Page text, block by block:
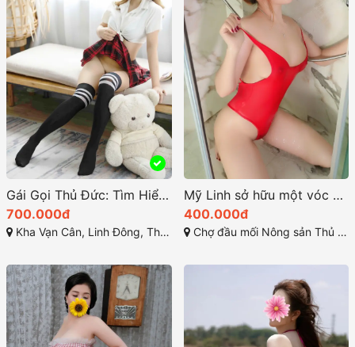
Gái Gọi Thủ Đức: Tìm Hiểu Thông Tin Mới Nhất 2025
700.000đ
Kha Vạn Cân, Linh Đông, Thủ Đức, Hồ Chí Minh
Mỹ Linh sở hữu một vóc dáng quyến rũ
400.000đ
Chợ đầu mối Nông sản Thủ Đức, Quốc lộ 1A, Tam Bình, Thành Phố Thủ Đức, Thành phố Hồ Chí Minh